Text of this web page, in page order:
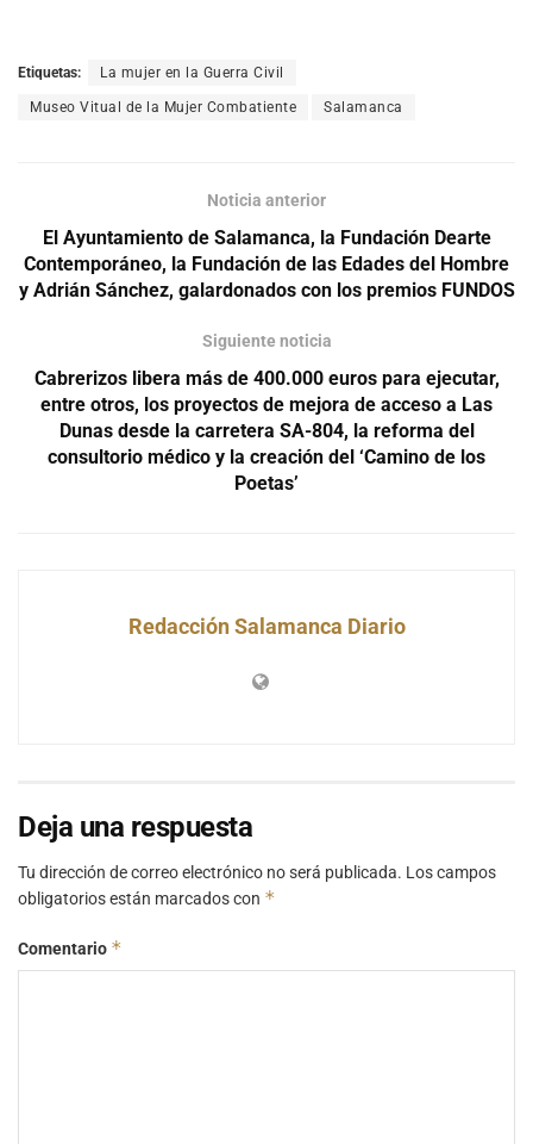
Etiquetas: La mujer en la Guerra Civil
Museo Vitual de la Mujer Combatiente Salamanca
Noticia anterior
El Ayuntamiento de Salamanca, la Fundación Dearte
Contemporáneo, la Fundación de las Edades del Hombre
y Adrián Sánchez, galardonados con los premios FUNDOS
Siguiente noticia
Cabrerizos libera más de 400.000 euros para ejecutar,
entre otros, los proyectos de mejora de acceso a Las
Dunas desde la carretera SA-804, la reforma del
consultorio médico y la creación del ‘Camino de los
Poetas’
Redacción Salamanca Diario
Deja una respuesta
Tu dirección de correo electrónico no será publicada. Los campos
obligatorios están marcados con *
Comentario *